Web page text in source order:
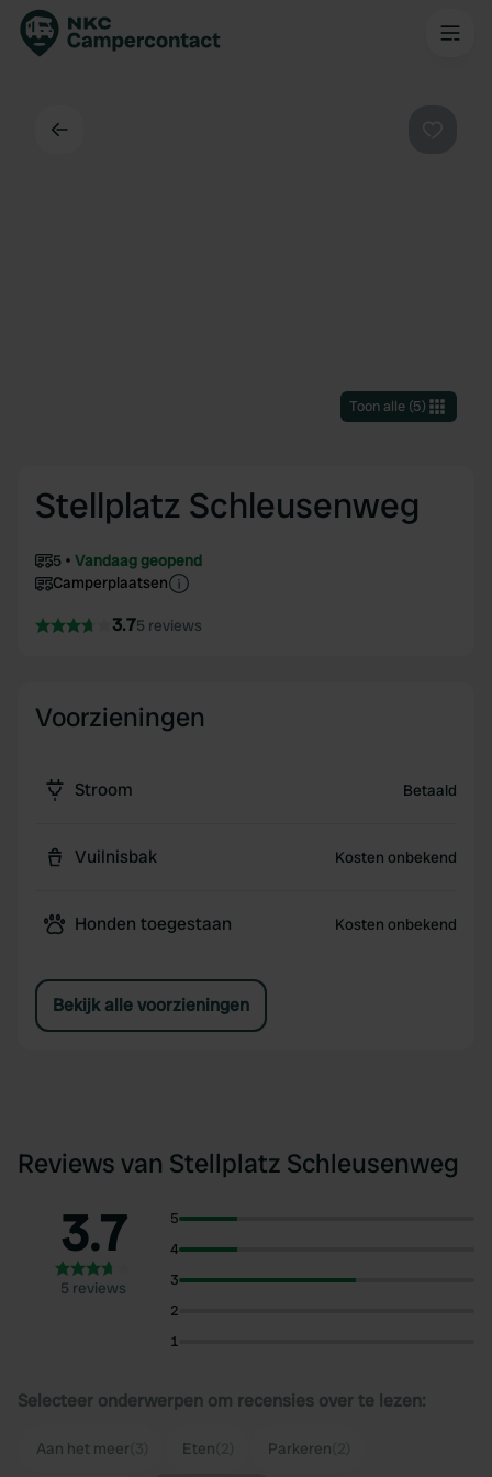
Toon alle(5)
Stellplatz Schleusenweg
5
Vandaag geopend
Camperplaatsen
3.75 reviews
Voorzieningen
Stroom Betaald
Vuilnisbak Kosten onbekend
Honden toegestaan Kosten onbekend
Bekijk alle voorzieningen
Reviews van Stellplatz Schleusenweg
3.7
5 reviews
5
4
3
2
1
Selecteer onderwerpen om recensies over te lezen:
Aan het meer Eten Parkeren